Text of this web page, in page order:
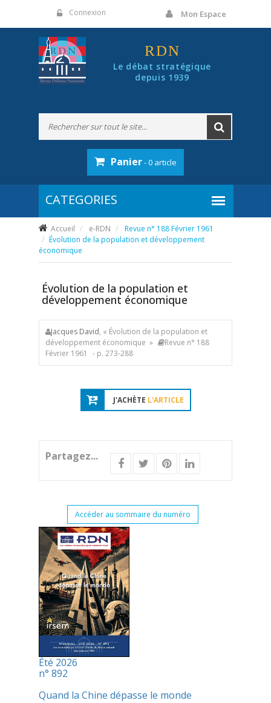
Connexion Mon Espace
RDN
Le débat stratégique
depuis 1939
Panier- 0 article
Accueil e-RDN
Revue n° 188 Février 1961
Évolution de la population et développement
économique
Évolution de la population et
développement économique
Jacques David, « Évolution de la population et
développement économique »
Revue n° 188
Février 1961
- p. 273-288
J'ACHÈTE L'ARTICLE
Partagez...
Accéder au sommaire du numéro
Été 2026
n° 892
Quand la Chine dépasse le monde